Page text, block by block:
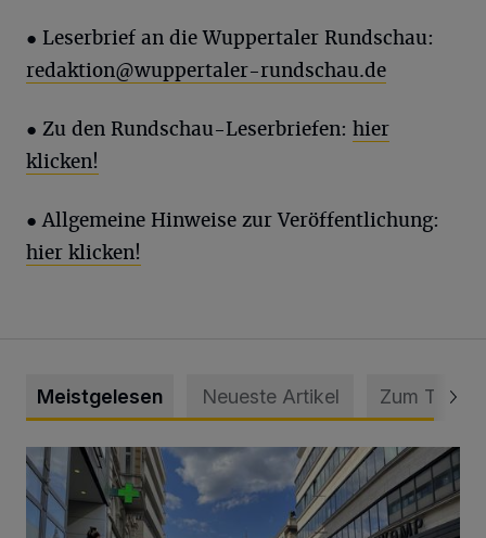
● Leserbrief an die Wuppertaler Rundschau:
redaktion@wuppertaler-rundschau.de
● Zu den Rundschau-Leserbriefen: hier
klicken!
● Allgemeine Hinweise zur Veröffentlichung:
hier klicken!
Meistgelesen Neueste Artikel Zum Thema
Ein Unzustand und Skandal